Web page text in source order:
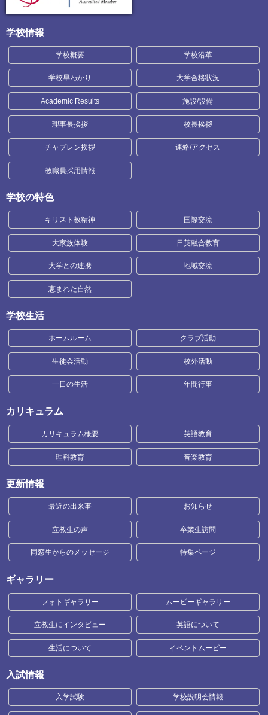
学校情報
学校概要 学校沿革
学校早わかり 大学合格状況
Academic Results 施設/設備
理事長挨拶 校長挨拶
チャプレン挨拶 連絡/アクセス
教職員採用情報
学校の特色
キリスト教精神 国際交流
大家族体験 日英融合教育
大学との連携 地域交流
恵まれた自然
学校生活
ホームルーム クラブ活動
生徒会活動 校外活動
一日の生活 年間行事
カリキュラム
カリキュラム概要 英語教育
理科教育 音楽教育
更新情報
最近の出来事 お知らせ
立教生の声 卒業生訪問
同窓生からのメッセージ 特集ページ
ギャラリー
フォトギャラリー ムービーギャラリー
立教生にインタビュー 英語について
生活について イベントムービー
入試情報
入学試験 学校説明会情報